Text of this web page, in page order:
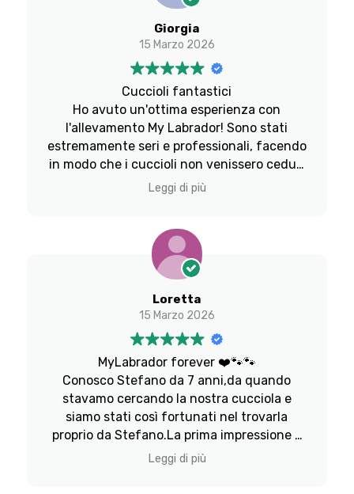
Giorgia
15 Marzo 2026
Cuccioli fantastici
Ho avuto un'ottima esperienza con
l'allevamento My Labrador! Sono stati
estremamente seri e professionali, facendo
in modo che i cuccioli non venissero ceduti
prima dei tre mesi, il tempo necessario per
persona competente e appassionata, che
continua a seguire i propri cuccioli anche
dopo che sono stati affidati alle nuove
famiglie. La sua dedizione e professionalità
sono evidenti e mi hanno lasciato un ottimo
meraviglioso e MAi scelta più azzeccata!"
Consigliatissimo!!! 😍👍🙏
Leggi di più
Loretta
15 Marzo 2026
MyLabrador forever ❤️🐾🐾
Conosco Stefano da 7 anni,da quando
stavamo cercando la nostra cucciola e
siamo stati così fortunati nel trovarla
proprio da Stefano.La prima impressione è
quella che conta e lui ci è sembrato sin
Leggi di più